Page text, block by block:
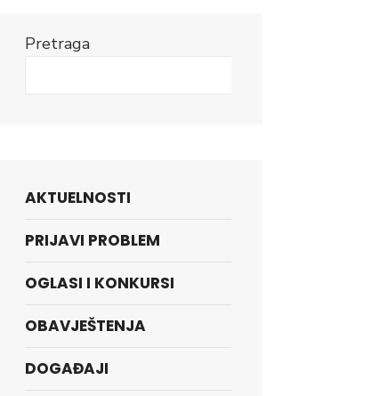
Pretraga
AKTUELNOSTI
PRIJAVI PROBLEM
OGLASI I KONKURSI
OBAVJEŠTENJA
DOGAĐAJI